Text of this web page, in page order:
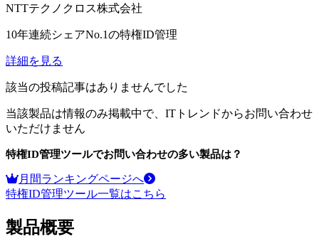
NTTテクノクロス株式会社
10年連続シェアNo.1の特権ID管理
詳細を見る
該当の投稿記事はありませんでした
当該製品は情報のみ掲載中で、ITトレンドからお問い合わせ
いただけません
特権ID管理ツールでお問い合わせの多い製品は？
月間ランキングページへ
特権ID管理ツール一覧はこちら
製品概要